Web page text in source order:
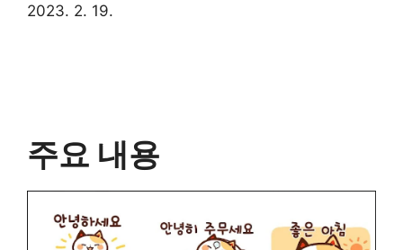
2023. 2. 19.
주요 내용